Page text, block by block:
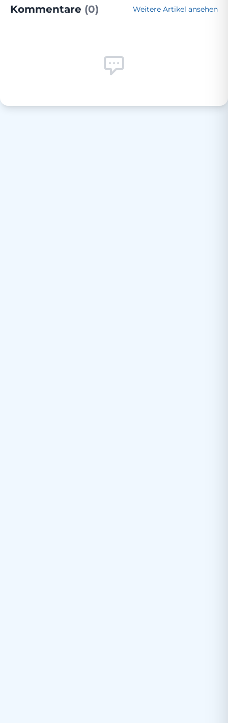
Kommentare (0) Weitere Artikel ansehen